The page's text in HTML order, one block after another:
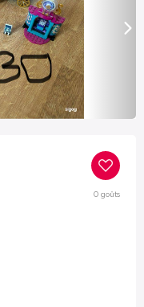
0goûts